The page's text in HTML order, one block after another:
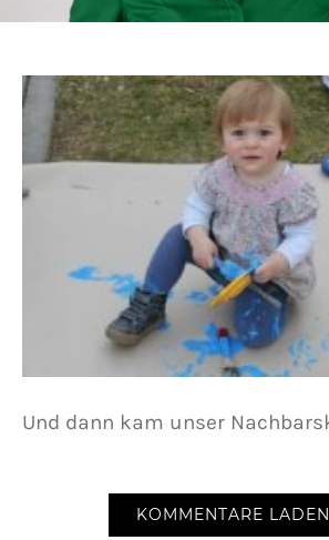
Und dann kam unser
KOMMENTARE